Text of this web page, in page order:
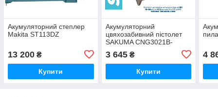
Акумуляторний степлер
Makita ST113DZ
13 200 ₴
Купити
Акумуляторний
цвяхозабивний пістолет
SAKUMA CNG3021B-
3 645₴
Купити
4